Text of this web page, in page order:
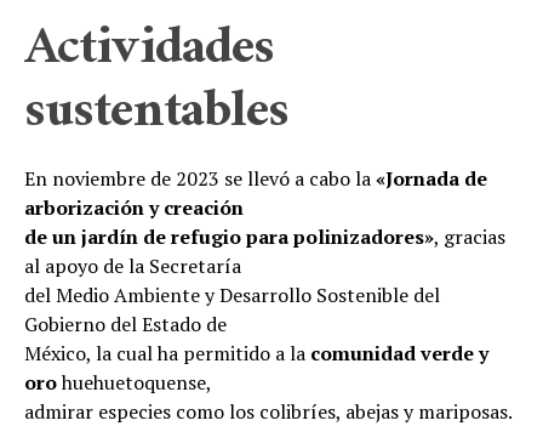
Actividades
sustentables
En noviembre de 2023 se llevó a cabo la«Jornada de
arborización y creación
de un jardín de refugio para polinizadores», gracias
al apoyo de la Secretaría
del Medio Ambiente y Desarrollo Sostenible del
Gobierno del Estado de
México, la cual ha permitido a la comunidad verde y
orohuehuetoquense,
admirar especies como los colibríes, abejas y mariposas.